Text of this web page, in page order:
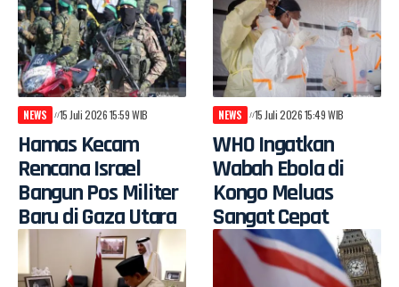
NEWS 15 Juli 2026 15:59 WIB
Hamas Kecam
Rencana Israel
Bangun Pos Militer
Baru di Gaza Utara
NEWS 15 Juli 2026 15:49 WIB
WHO Ingatkan
Wabah Ebola di
Kongo Meluas
Sangat Cepat